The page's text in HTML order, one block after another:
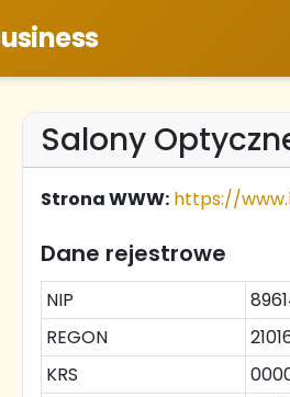
Salony
Strona WWW: https://
Dane rejestrowe
NIP
REGON
KRS